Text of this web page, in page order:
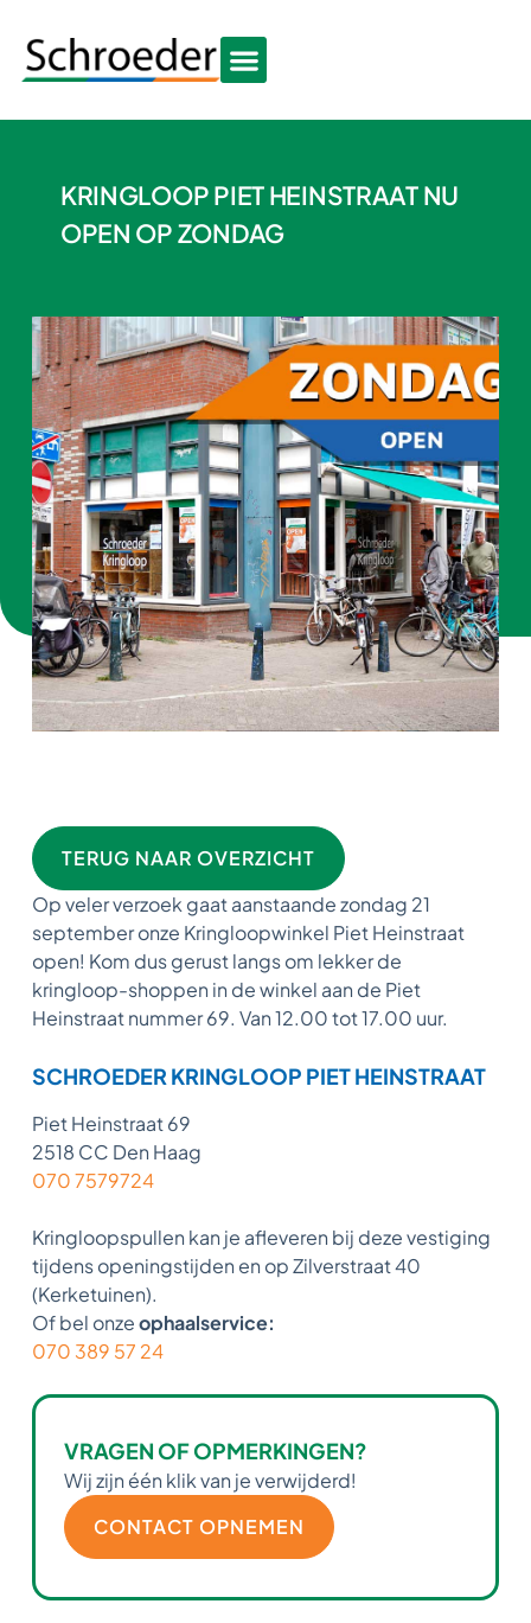
KRINGLOOP PIET HEINSTRAAT NU
OPEN OP ZONDAG
TERUG NAAR OVERZICHT
Op veler verzoek gaat aanstaande zondag 21
september onze Kringloopwinkel Piet Heinstraat
open! Kom dus gerust langs om lekker de
kringloop-shoppen in de winkel aan de Piet
Heinstraat nummer 69. Van 12.00 tot 17.00 uur.
SCHROEDER KRINGLOOP PIET HEINSTRAAT
Piet Heinstraat 69
2518 CC Den Haag
070 7579724
Kringloopspullen kan je afleveren bij deze vestiging
tijdens openingstijden en op Zilverstraat 40
(Kerketuinen).
Of bel onzeophaalservice:
070 389 57 24
VRAGEN OF OPMERKINGEN?
Wij zijn één klik van je verwijderd!
CONTACT OPNEMEN